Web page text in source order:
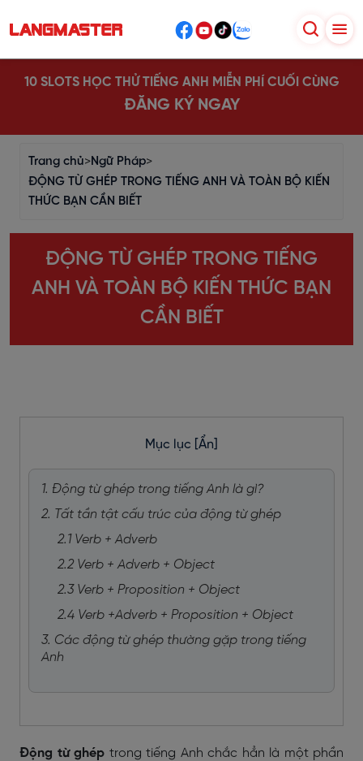
10 SLOTS HỌC THỬ TIẾNG ANH MIỄN PHÍ CUỐI CÙNG
ĐĂNG KÝ NGAY
Trang chủ>Ngữ Pháp>
ĐỘNG TỪ GHÉP TRONG TIẾNG ANH VÀ TOÀN BỘ KIẾN
THỨC BẠN CẦN BIẾT
ĐỘNG TỪ GHÉP TRONG TIẾNG
ANH VÀ TOÀN BỘ KIẾN THỨC BẠN
CẦN BIẾT
Mục lục [Ẩn]
1. Động từ ghép trong tiếng Anh là gì?
2. Tất tần tật cấu trúc của động từ ghép
2.1 Verb + Adverb
2.2 Verb + Adverb + Object
2.3 Verb + Proposition + Object
2.4 Verb +Adverb + Proposition + Object
3. Các động từ ghép thường gặp trong tiếng
Anh
Động từ ghép trong tiếng Anh chắc hẳn là một phần